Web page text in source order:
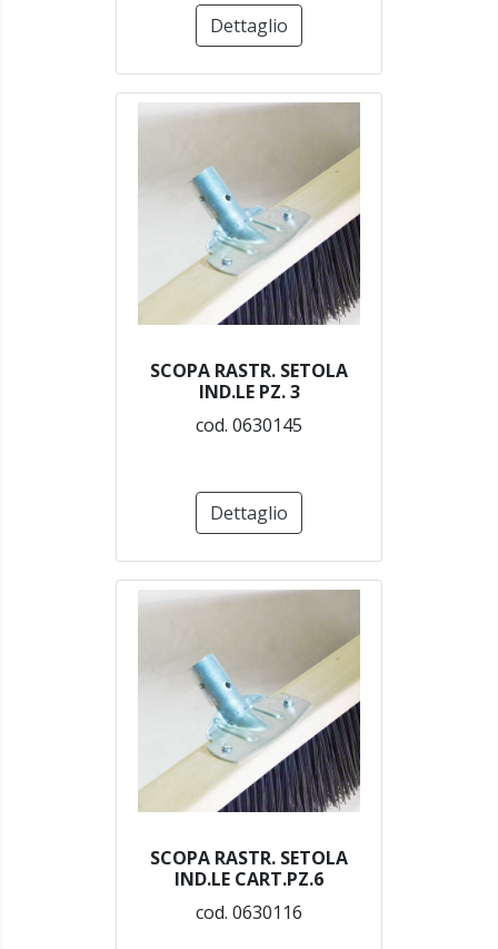
Dettaglio
SCOPA RASTR. SETOLA
IND.LE PZ. 3
cod. 0630145
Dettaglio
SCOPA RASTR. SETOLA
IND.LE CART.PZ.6
cod. 0630116